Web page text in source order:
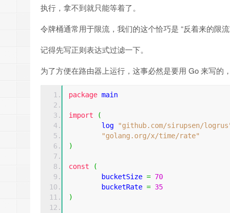
执行，拿不到就只能等着了。
令牌桶通常用于限流，我们的这个恰巧是 “反着来的限
记得先写正则表达式过滤一下。
为了方便在路由器上运行，这事必然是要用 Go 来写的
package main
import
(
	log
"github.com/sirupsen/
"golang.org/x/time/rate"
)
const
(
	bucketSize
= 70
	bucketRate
= 35
)